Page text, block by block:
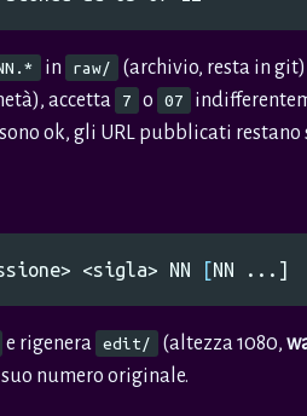
in raw/ (archivio, resta in
accetta 7 o 07
ok, gli URL pubblicati
<sigla> NN [
e rigenera edit/ (altezza 1080,
numero originale.